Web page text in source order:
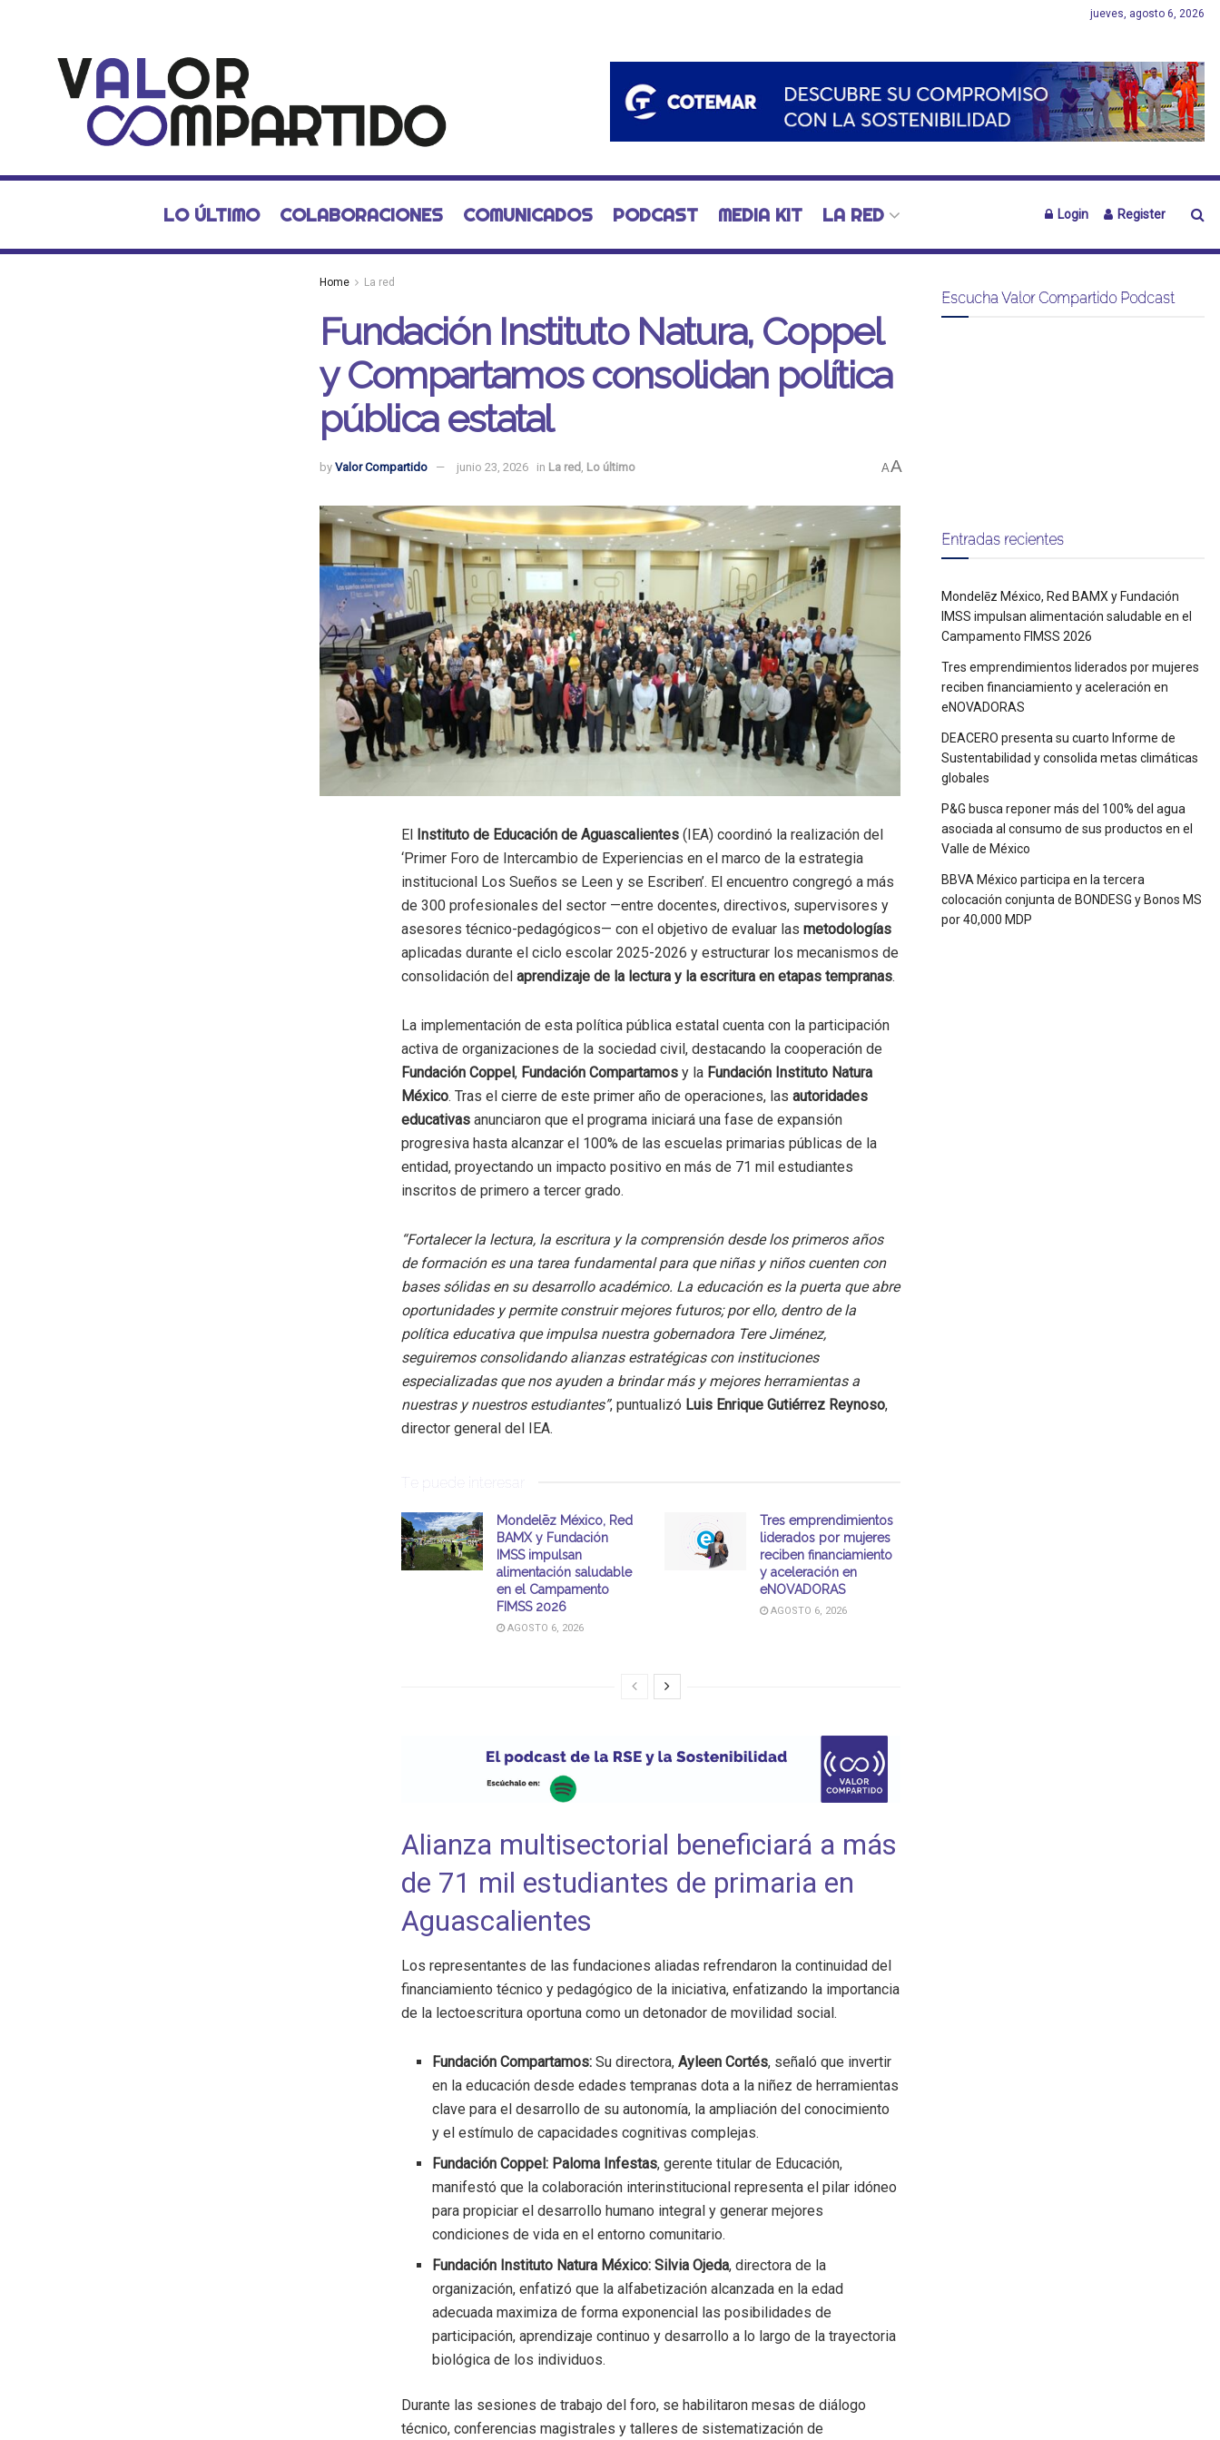
jueves, agosto 6, 2026
LO ÚLTIMO COLABORACIONES COMUNICADOS PODCAST MEDIA KIT LA RED Login Register
Home La red
Fundación Instituto Natura, Coppel
y Compartamos consolidan política
pública estatal
by Valor Compartido junio 23, 2026 in La red Lo último AA
El Instituto de Educación de Aguascalientes (IEA) coordinó la realización del
‘Primer Foro de Intercambio de Experiencias en el marco de la estrategia
institucional Los Sueños se Leen y se Escriben’. El encuentro congregó a más
de 300 profesionales del sector —entre docentes, directivos, supervisores y
asesores técnico-pedagógicos— con el objetivo de evaluar las metodologías
aplicadas durante el ciclo escolar 2025-2026 y estructurar los mecanismos de
consolidación del aprendizaje de la lectura y la escritura en etapas tempranas.
La implementación de esta política pública estatal cuenta con la participación
activa de organizaciones de la sociedad civil, destacando la cooperación de
Fundación Coppel, Fundación Compartamos y la Fundación Instituto Natura
México. Tras el cierre de este primer año de operaciones, las autoridades
educativas anunciaron que el programa iniciará una fase de expansión
progresiva hasta alcanzar el 100% de las escuelas primarias públicas de la
entidad, proyectando un impacto positivo en más de 71 mil estudiantes
inscritos de primero a tercer grado.
“Fortalecer la lectura, la escritura y la comprensión desde los primeros años
de formación es una tarea fundamental para que niñas y niños cuenten con
bases sólidas en su desarrollo académico. La educación es la puerta que abre
oportunidades y permite construir mejores futuros; por ello, dentro de la
política educativa que impulsa nuestra gobernadora Tere Jiménez,
seguiremos consolidando alianzas estratégicas con instituciones
especializadas que nos ayuden a brindar más y mejores herramientas a
nuestras y nuestros estudiantes”, puntualizó Luis Enrique Gutiérrez Reynoso,
director general del IEA.
Te puede interesar
Mondelēz México, Red
BAMX y Fundación
IMSS impulsan
alimentación saludable
en el Campamento
FIMSS 2026
AGOSTO 6, 2026
Tres emprendimientos
liderados por mujeres
reciben financiamiento
y aceleración en
eNOVADORAS
AGOSTO 6, 2026
Alianza multisectorial beneficiará a más
de 71 mil estudiantes de primaria en
Aguascalientes
Los representantes de las fundaciones aliadas refrendaron la continuidad del
financiamiento técnico y pedagógico de la iniciativa, enfatizando la importancia
de la lectoescritura oportuna como un detonador de movilidad social.
Fundación Compartamos: Su directora,Ayleen Cortés, señaló que invertir
en la educación desde edades tempranas dota a la niñez de herramientas
clave para el desarrollo de su autonomía, la ampliación del conocimiento
y el estímulo de capacidades cognitivas complejas.
Fundación Coppel: Paloma Infestas, gerente titular de Educación,
manifestó que la colaboración interinstitucional representa el pilar idóneo
para propiciar el desarrollo humano integral y generar mejores
condiciones de vida en el entorno comunitario.
Fundación Instituto Natura México: Silvia Ojeda, directora de la
organización, enfatizó que la alfabetización alcanzada en la edad
adecuada maximiza de forma exponencial las posibilidades de
participación, aprendizaje continuo y desarrollo a lo largo de la trayectoria
biológica de los individuos.
Durante las sesiones de trabajo del foro, se habilitaron mesas de diálogo
técnico, conferencias magistrales y talleres de sistematización de
Escucha Valor Compartido Podcast
Entradas recientes
Mondelēz México, Red BAMX y Fundación
IMSS impulsan alimentación saludable en el
Campamento FIMSS 2026
Tres emprendimientos liderados por mujeres
reciben financiamiento y aceleración en
eNOVADORAS
DEACERO presenta su cuarto Informe de
Sustentabilidad y consolida metas climáticas
globales
P&G busca reponer más del 100% del agua
asociada al consumo de sus productos en el
Valle de México
BBVA México participa en la tercera
colocación conjunta de BONDESG y Bonos MS
por 40,000 MDP